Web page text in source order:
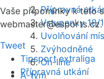
Přípravná
Vstupenky 18/
Uvolňování
Zvýhodněné
On-line
A-tým
Vaše připomínky k této
webmaster@esports.cz.
Tweet
Tipsport extraliga
Přípravná utkání